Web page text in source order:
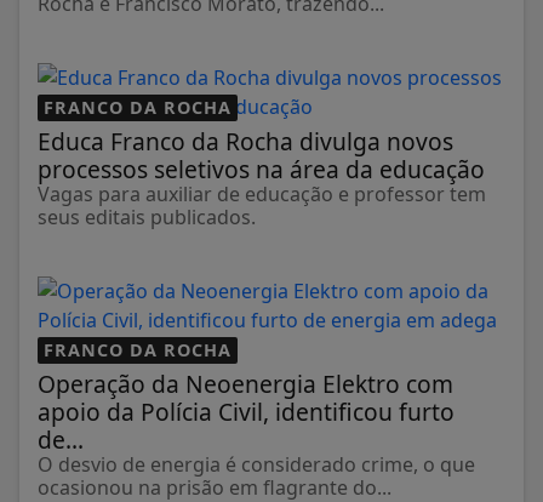
FRANCO DA ROCHA
Educa Franco da Rocha divulga novos
processos seletivos na área da educação
Vagas para auxiliar de educação e professor tem
seus editais publicados.
FRANCO DA ROCHA
Operação da Neoenergia Elektro com
apoio da Polícia Civil, identificou furto
de...
O desvio de energia é considerado crime, o que
ocasionou na prisão em flagrante do...